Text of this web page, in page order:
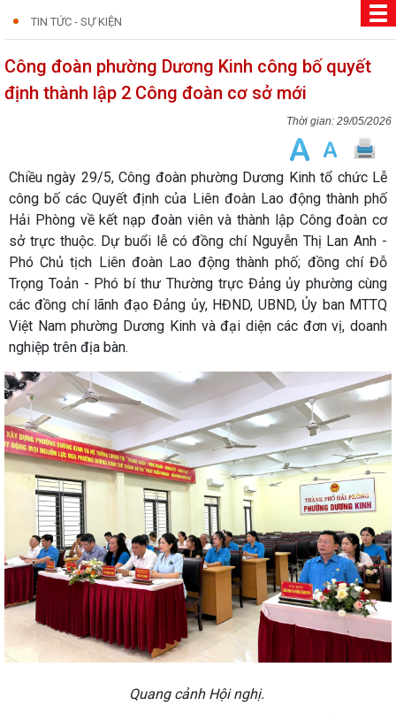
TIN TỨC - SỰ KIỆN
Công đoàn phường Dương Kinh công bố quyết
định thành lập 2 Công đoàn cơ sở mới
29/05/2026
Chiều ngày 29/5, Công đoàn phường Dương Kinh tổ chức Lễ
công bố các Quyết định của Liên đoàn Lao động thành phố
Hải Phòng về kết nạp đoàn viên và thành lập Công đoàn cơ
sở trực thuộc. Dự buổi lễ có đồng chí Nguyễn Thị Lan Anh -
Phó Chủ tịch Liên đoàn Lao động thành phố; đồng chí Đỗ
Trọng Toản - Phó bí thư Thường trực Đảng ủy phường cùng
các đồng chí lãnh đạo Đảng ủy, HĐND, UBND, Ủy ban MTTQ
Việt Nam phường Dương Kinh và đại diện các đơn vị, doanh
nghiệp trên địa bàn.
Quang cảnh Hội nghị.